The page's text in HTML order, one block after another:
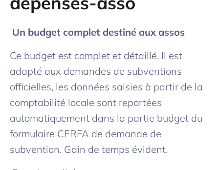
Un budget complet destiné aux assos
Ce budget est complet et détaillé. Il est
adapté aux demandes de subventions
officielles, les données saisies à partir de la
comptabilité locale sont reportées
automatiquement dans la partie budget du
formulaire CERFA de demande de
subvention. Gain de temps évident.